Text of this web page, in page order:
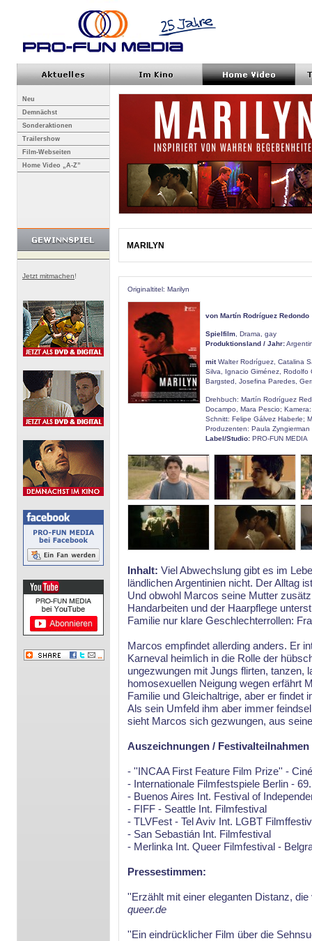
Neu
Demnächst
Sonderaktionen
Trailershow
Film-Webseiten
Home Video „A-Z”
Jetzt mitmachen!
MARILYN
Originaltitel: Marilyn
von Martín Rodríguez Redondo
Spielfilm , Drama, gay
Produktionsland / Jahr:
mitWalter Rodríguez, Catalina
Silva, Ignacio Giménez, Rodolfo
Bargsted, Josefina Paredes,
Drehbuch: Martín Rodríguez
Docampo, Mara Pescio;
Schnitt: Felipe Gálvez Haberle;
Produzenten: Paula Zyngierman
Label/Studio: PRO-FUN MEDIA
Inhalt: Viel Abwechslung gibt es im
ländlichen Argentinien nicht. Der Alltag
Und obwohl Marcos seine Mutter
Handarbeiten und der Haarpflege
Familie nur klare Geschlechterrollen:
Marcos empfindet allerding anders. Er
Karneval heimlich in die Rolle der
ungezwungen mit Jungs flirten, tanzen,
homosexuellen Neigung wegen erfährt
Familie und Gleichaltrige, aber er findet
Als sein Umfeld ihm aber immer
sieht Marcos sich gezwungen, aus
Auszeichnungen /
- ''INCAA First Feature Film Prize'' -
- Internationale Filmfestspiele Berlin -
- Buenos Aires Int. Festival of
- FIFF - Seattle Int. Filmfestival
- TLVFest - Tel Aviv Int. LGBT
- San Sebastián Int. Filmfestival
- Merlinka Int. Queer Filmfestival -
Pressestimmen:
''Erzählt mit einer eleganten Distanz,
queer.de
''Ein eindrücklicher Film über die